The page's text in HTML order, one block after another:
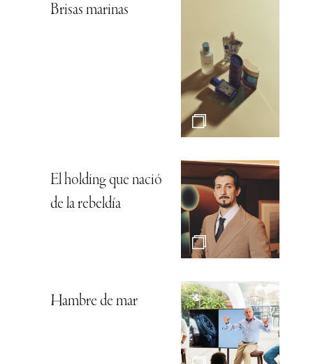
Brisas marinas
El holding que nació
de la rebeldía
Hambre de mar